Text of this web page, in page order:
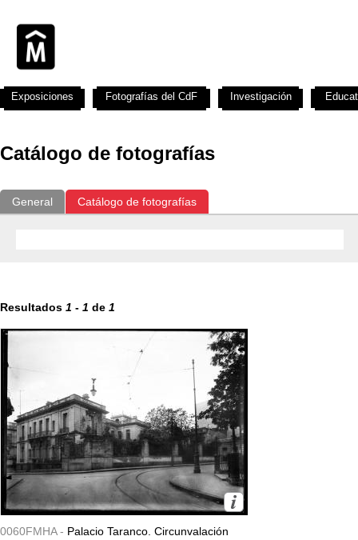
Catálogo de fotografías
General Catálogo de fotografías
Resultados 1 - 1 de 1
0060FMHA - Palacio Taranco. Circunvalación
Exposiciones Fotografías del CdF Investigación